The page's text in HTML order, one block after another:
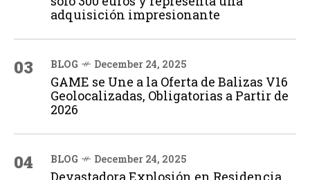
adquisición impresionante
03 BLOG December 24, 2025
GAME se Une a la Oferta de Balizas V16
Geolocalizadas, Obligatorias a Partir de
2026
04 BLOG December 24, 2025
Devastadora Explosión en Residencia